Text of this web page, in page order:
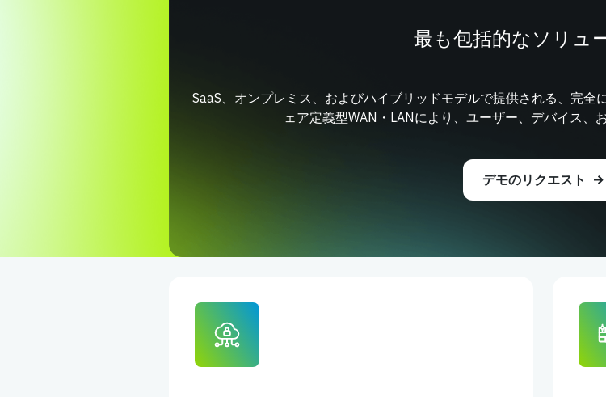
最も包括的なソリュ
SaaS、オンプレミス、およびハイブリッドモデルで提供される、完
ェア定義型WAN・LANにより、ユーザー、デバイス、
デモのリクエスト